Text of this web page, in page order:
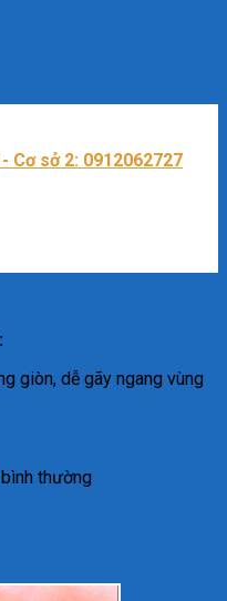
Cơ sở 2: 0912062727
giòn, dễ gãy ngang vùng
thường